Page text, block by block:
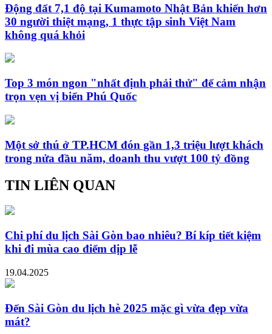
Động đất 7,1 độ tại Kumamoto Nhật Bản khiến hơn
30 người thiệt mạng, 1 thực tập sinh Việt Nam
không quá khỏi
Top 3 món ngon "nhất định phải thử" để cảm nhận
trọn vẹn vị biển Phú Quốc
Một sở thú ở TP.HCM đón gần 1,3 triệu lượt khách
trong nửa đầu năm, doanh thu vượt 100 tỷ đồng
TIN LIÊN QUAN
Chi phí du lịch Sài Gòn bao nhiêu? Bí kíp tiết kiệm
khi đi mùa cao điểm dịp lễ
19.04.2025
Đến Sài Gòn du lịch hè 2025 mặc gì vừa đẹp vừa
mát?